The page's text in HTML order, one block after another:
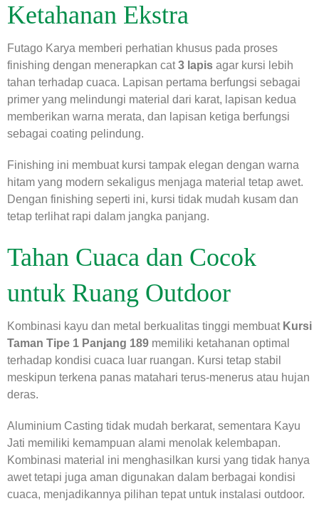
Ketahanan Ekstra
Futago Karya memberi perhatian khusus pada proses
finishing dengan menerapkan cat3 lapis agar kursi lebih
tahan terhadap cuaca. Lapisan pertama berfungsi sebagai
primer yang melindungi material dari karat, lapisan kedua
memberikan warna merata, dan lapisan ketiga berfungsi
sebagai coating pelindung.
Finishing ini membuat kursi tampak elegan dengan warna
hitam yang modern sekaligus menjaga material tetap awet.
Dengan finishing seperti ini, kursi tidak mudah kusam dan
tetap terlihat rapi dalam jangka panjang.
Tahan Cuaca dan Cocok
untuk Ruang Outdoor
Kombinasi kayu dan metal berkualitas tinggi membuat Kursi
Taman Tipe 1 Panjang 189 memiliki ketahanan optimal
terhadap kondisi cuaca luar ruangan. Kursi tetap stabil
meskipun terkena panas matahari terus-menerus atau hujan
deras.
Aluminium Casting tidak mudah berkarat, sementara Kayu
Jati memiliki kemampuan alami menolak kelembapan.
Kombinasi material ini menghasilkan kursi yang tidak hanya
awet tetapi juga aman digunakan dalam berbagai kondisi
cuaca, menjadikannya pilihan tepat untuk instalasi outdoor.